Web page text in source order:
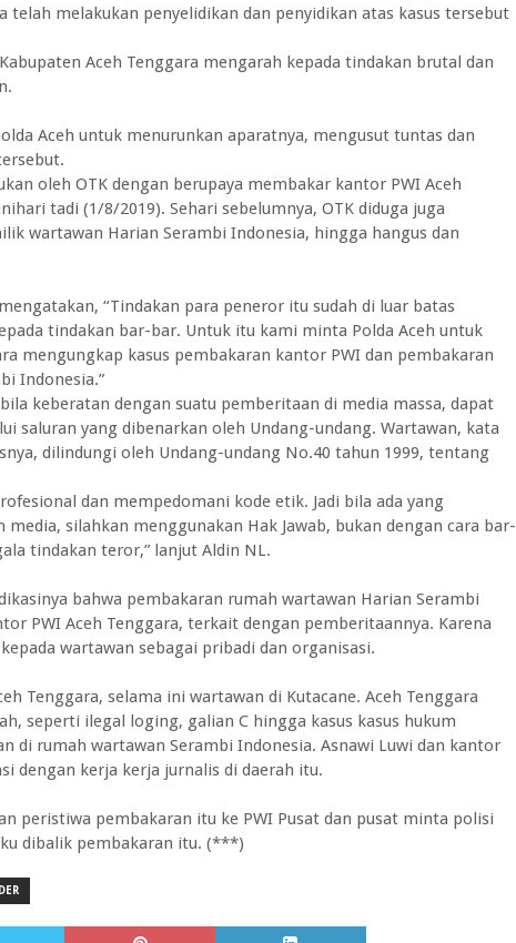
telah melakukan penyelidikan dan penyidikan atas kasus tersebut
Aceh Tenggara mengarah kepada tindakan brutal dan
Aceh untuk menurunkan aparatnya, mengusut tuntas dan
oleh OTK dengan berupaya membakar kantor PWI Aceh
tadi (1/8/2019). Sehari sebelumnya, OTK diduga juga
wartawan Harian Serambi Indonesia, hingga hangus dan
“Tindakan para peneror itu sudah di luar batas
tindakan bar-bar. Untuk itu kami minta Polda Aceh untuk
mengungkap kasus pembakaran kantor PWI dan pembakaran
Indonesia.”
keberatan dengan suatu pemberitaan di media massa, dapat
saluran yang dibenarkan oleh Undang-undang. Wartawan, kata
dilindungi oleh Undang-undang No.40 tahun 1999, tentang
dan mempedomani kode etik. Jadi bila ada yang
silahkan menggunakan Hak Jawab, bukan dengan cara bar-
tindakan teror,” lanjut Aldin NL.
bahwa pembakaran rumah wartawan Harian Serambi
PWI Aceh Tenggara, terkait dengan pemberitaannya. Karena
wartawan sebagai pribadi dan organisasi.
Tenggara, selama ini wartawan di Kutacane. Aceh Tenggara
seperti ilegal loging, galian C hingga kasus kasus hukum
di rumah wartawan Serambi Indonesia. Asnawi Luwi dan kantor
dengan kerja kerja jurnalis di daerah itu.
peristiwa pembakaran itu ke PWI Pusat dan pusat minta polisi
dibalik pembakaran itu. (***)